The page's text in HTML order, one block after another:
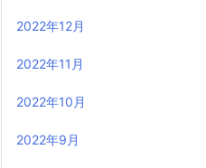
2022年12月
2022年11月
2022年10月
2022年9月